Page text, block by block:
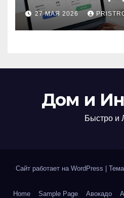
поиска
билетов
27 МАЯ 2026
Дом и
Быстро и
Сайт работает на WordPress
Home Sample Page Авокадо